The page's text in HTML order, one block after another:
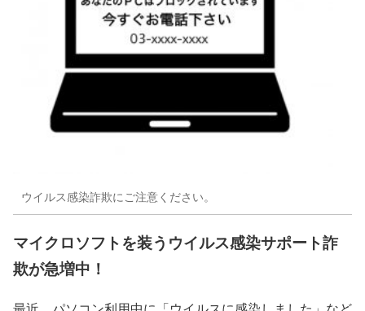
ウイルス感染詐欺にご注意ください。
マイクロソフトを装うウイルス感染サポート詐
欺が急増中！